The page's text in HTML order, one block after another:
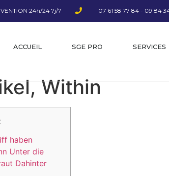
24h/24 7j/7 07 61 58 77 84 - 09 84
ACCUEIL SGE PRO SERVICES
Within
haben
Unter die
Dahinter